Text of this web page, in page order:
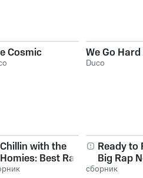
Cosmic We Go Hard
Duco
Chillin with the
Homies: Best Rap
Mix
Ready to
Big Rap
сборник